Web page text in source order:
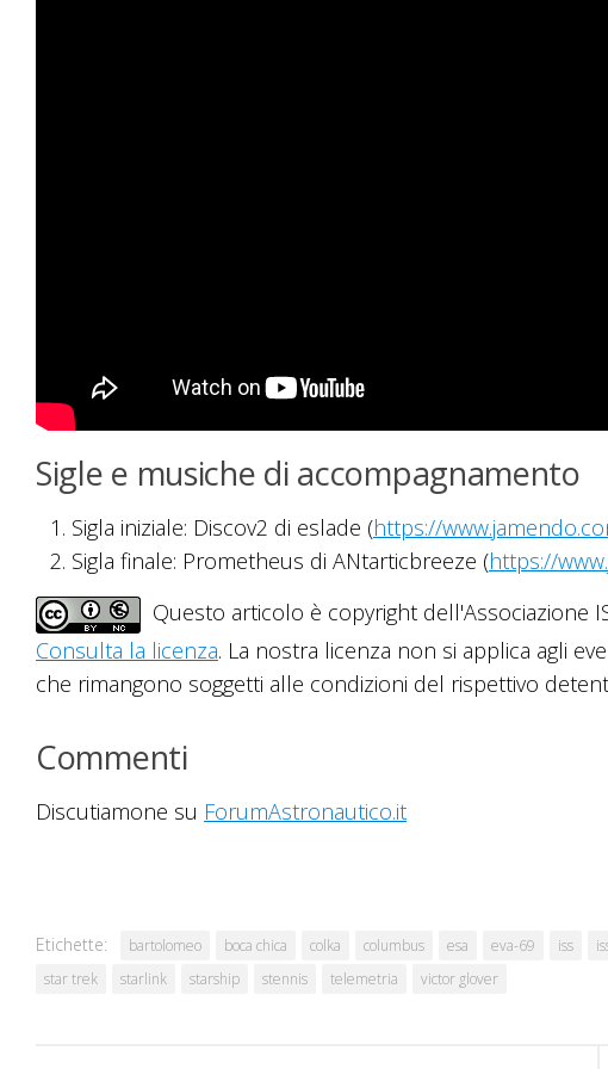
Sigle e musiche di accompagnamento
Sigla iniziale: Discov2 di eslade (https://
Sigla finale: Prometheus di ANtarticbreeze (https://
Questo articolo è copyright dell'Associazione
Consulta la licenza. La nostra licenza non si applica agli
che rimangono soggetti alle condizioni del rispettivo
Commenti
Discutiamone su ForumAstronautico.it
Etichette: bartolomeo boca chica colka columbus esa eva-69 iss
star trek
starlink starship stennis telemetria victor glover